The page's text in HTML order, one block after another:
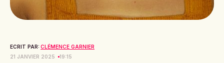
ECRIT PAR: CLÉMENCE GARNIER
21 JANVIER 2025
19:15